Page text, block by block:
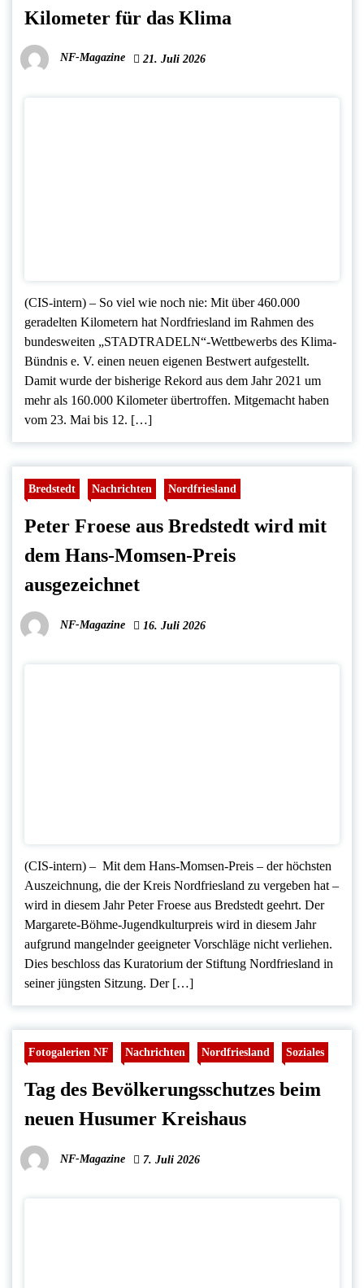
Kilometer für das Klima
NF-Magazine 21. Juli 2026
(CIS-intern) – So viel wie noch nie: Mit über 460.000
geradelten Kilometern hat Nordfriesland im Rahmen des
bundesweiten „STADTRADELN“-Wettbewerbs des Klima-
Bündnis e. V. einen neuen eigenen Bestwert aufgestellt.
Damit wurde der bisherige Rekord aus dem Jahr 2021 um
mehr als 160.000 Kilometer übertroffen. Mitgemacht haben
vom 23. Mai bis 12. […]
Bredstedt Nachrichten Nordfriesland
Peter Froese aus Bredstedt wird mit
dem Hans-Momsen-Preis
ausgezeichnet
NF-Magazine 16. Juli 2026
(CIS-intern) – Mit dem Hans-Momsen-Preis – der höchsten
Auszeichnung, die der Kreis Nordfriesland zu vergeben hat –
wird in diesem Jahr Peter Froese aus Bredstedt geehrt. Der
Margarete-Böhme-Jugendkulturpreis wird in diesem Jahr
aufgrund mangelnder geeigneter Vorschläge nicht verliehen.
Dies beschloss das Kuratorium der Stiftung Nordfriesland in
seiner jüngsten Sitzung. Der […]
Fotogalerien NF Nachrichten Nordfriesland Soziales
Tag des Bevölkerungsschutzes beim
neuen Husumer Kreishaus
NF-Magazine 7. Juli 2026